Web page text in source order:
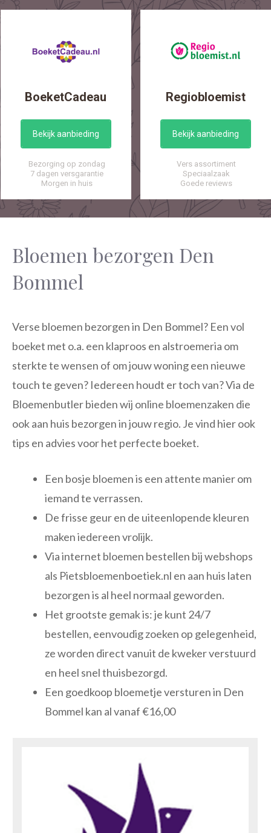
BoeketCadeau
Bekijk aanbieding
Bezorging op zondag
7 dagen versgarantie
Morgen in huis
Regiobloemist
Bekijk aanbieding
Vers assortiment
Speciaalzaak
Goede reviews
Bloemen bezorgen Den
Bommel
Verse bloemen bezorgen in Den Bommel? Een vol
boeket met o.a. een klaproos en alstroemeria om
sterkte te wensen of om jouw woning een nieuwe
touch te geven? Iedereen houdt er toch van? Via de
Bloemenbutler bieden wij online bloemenzaken die
ook aan huis bezorgen in jouw regio. Je vind hier ook
tips en advies voor het perfecte boeket.
Een bosje bloemen is een attente manier om
iemand te verrassen.
De frisse geur en de uiteenlopende kleuren
maken iedereen vrolijk.
Via internet bloemen bestellen bij webshops
als Pietsbloemenboetiek.nl en aan huis laten
bezorgen is al heel normaal geworden.
Het grootste gemak is: je kunt 24/7
bestellen, eenvoudig zoeken op gelegenheid,
ze worden direct vanuit de kweker verstuurd
en heel snel thuisbezorgd.
Een goedkoop bloemetje versturen in Den
Bommel kan al vanaf €16,00